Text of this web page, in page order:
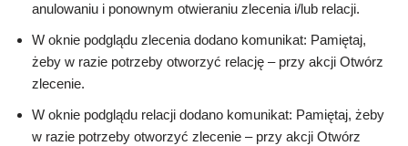
anulowaniu i ponownym otwieraniu zlecenia i/lub relacji.
W oknie podglądu zlecenia dodano komunikat: Pamiętaj,
żeby w razie potrzeby otworzyć relację – przy akcji Otwórz
zlecenie.
W oknie podglądu relacji dodano komunikat: Pamiętaj, żeby
w razie potrzeby otworzyć zlecenie – przy akcji Otwórz